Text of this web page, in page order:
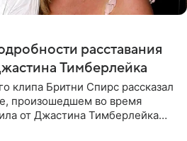
расставания
Тимберлейка
клипа Бритни Спирс рассказал
произошедшем во время
от Джастина Тимберлейка